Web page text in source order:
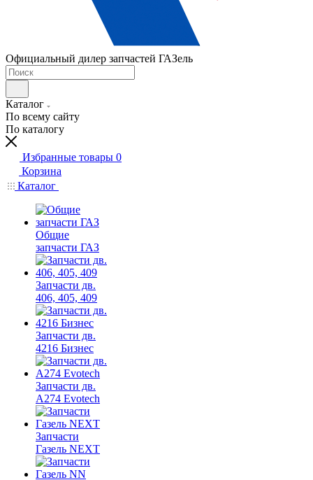
Официальный дилер запчастей ГАЗель
Каталог
По всему сайту
По каталогу
Избранные товары 0
Корзина
Каталог
Общие
запчасти ГАЗ
Запчасти дв.
406, 405, 409
Запчасти дв.
4216 Бизнес
Запчасти дв.
A274 Evotech
Запчасти
Газель NEXT